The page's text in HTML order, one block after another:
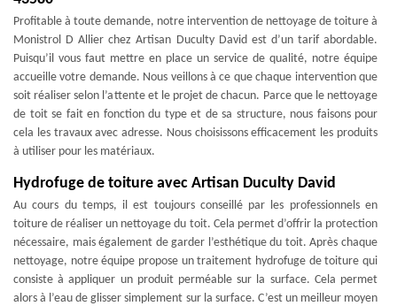
Profitable à toute demande, notre intervention de nettoyage de toiture à
Monistrol D Allier chez Artisan Duculty David est d’un tarif abordable.
Puisqu’il vous faut mettre en place un service de qualité, notre équipe
accueille votre demande. Nous veillons à ce que chaque intervention que
soit réaliser selon l’attente et le projet de chacun. Parce que le nettoyage
de toit se fait en fonction du type et de sa structure, nous faisons pour
cela les travaux avec adresse. Nous choisissons efficacement les produits
à utiliser pour les matériaux.
Hydrofuge de toiture avec Artisan Duculty David
Au cours du temps, il est toujours conseillé par les professionnels en
toiture de réaliser un nettoyage du toit. Cela permet d’offrir la protection
nécessaire, mais également de garder l’esthétique du toit. Après chaque
nettoyage, notre équipe propose un traitement hydrofuge de toiture qui
consiste à appliquer un produit perméable sur la surface. Cela permet
alors à l’eau de glisser simplement sur la surface. C’est un meilleur moyen